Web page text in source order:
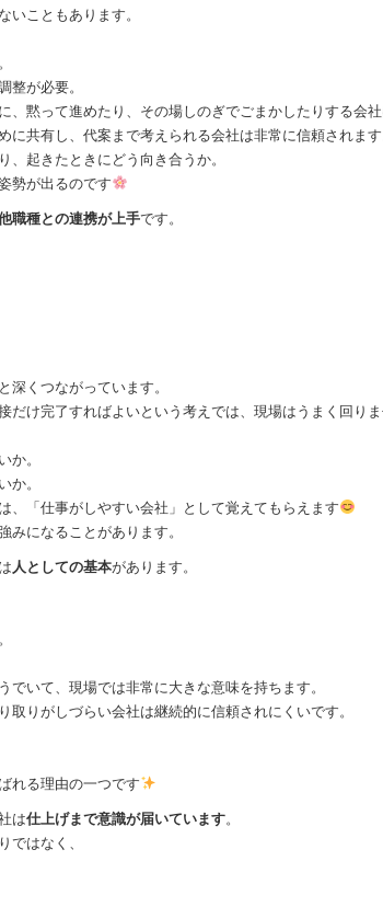
いこともあります。
整が必要。
、黙って進めたり、その場しのぎでごまかしたりする会社
に共有し、代案まで考えられる会社は非常に信頼されます
、起きたときにどう向き合うか。
勢が出るのです
職種との連携が上手です。
深くつながっています。
だけ完了すればよいという考えでは、現場はうまく回りま
か。
か。
、「仕事がしやすい会社」として覚えてもらえます
みになることがあります。
人としての基本があります。
でいて、現場では非常に大きな意味を持ちます。
取りがしづらい会社は継続的に信頼されにくいです。
れる理由の一つです
は仕上げまで意識が届いています。
ではなく、